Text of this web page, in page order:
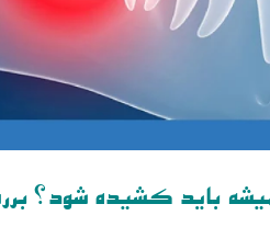
باید کشیده شود؟